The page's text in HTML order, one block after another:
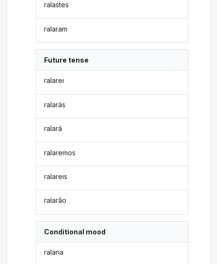
ralastes
ralaram
Future tense
ralarei
ralarás
ralará
ralaremos
ralareis
ralarão
Conditional mood
ralaria